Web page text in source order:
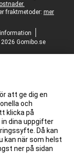
fraktmetoder: mer
Gomibo.se
att ge dig en
och
klicka på
dina uppgifter
Då kan
kan när som helst
ner på sidan